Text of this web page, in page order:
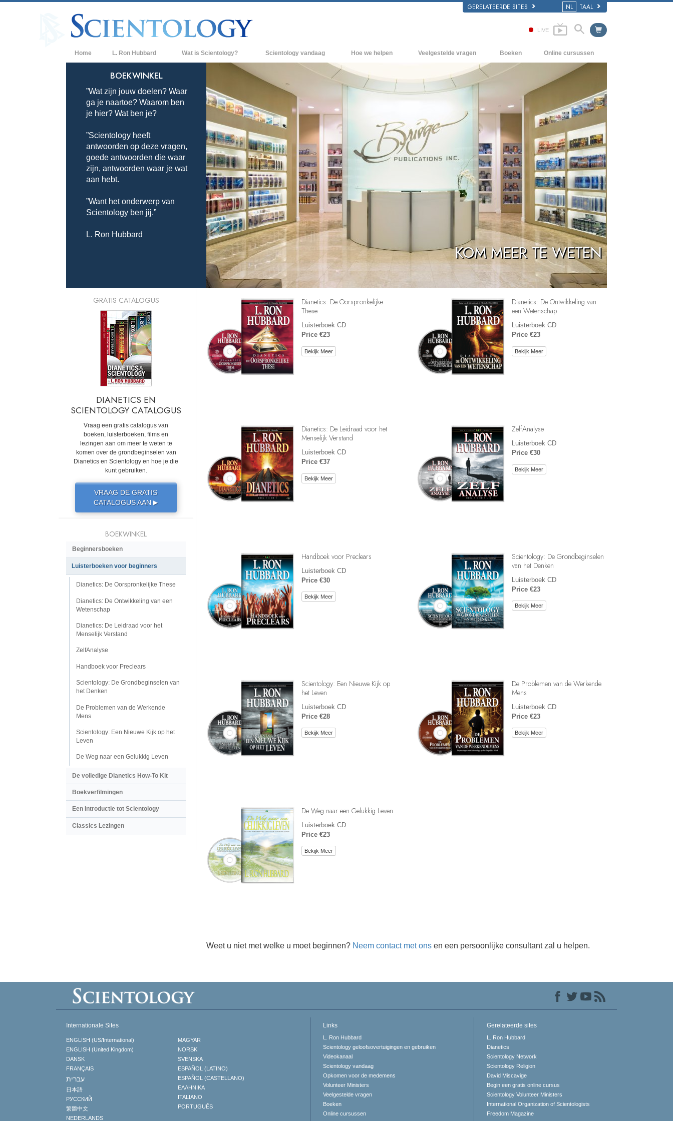
GERELATEERDE SITES NL TAAL
LIVE
Home L. Ron Hubbard Wat is Scientology?
Overtuigingen & Praktijken
De Credo’s en Codes van Scientology
Wat scientologen zeggen over
Maak kennis met een scientoloog
Binnen in een Kerk
De Grondbeginselen van Scientology
Een Inleiding tot Dianetics
Liefde en Haat –
Wat is Grootheid?
Scientology vandaag
Nieuwe Scientology Kerken
Hogere Organisaties
Flag Land Base
Freewinds
Scientology beschikbaar maken voor de
hele wereld
David Miscavige - Kerkelijk Leider van
Scientology
Hoe we helpen Veelgestelde vragen
Achtergrond en Grondbeginselen
Binnen in een Kerk
De organisatie van Scientology
Boeken
Beginnersboeken
Luisterboeken
Introductielezingen
Films
Online cursussen
Hoe men Conflicten moet oplossen
De Drijfveren van het Bestaan
De Componenten van Begrip
Oplossingen voor een Gevaarlijke
Omgeving
Assisten voor Ziektes en Verwondingen
Integriteit en Eerlijkheid
Het Huwelijk
De Toonschaal van Emoties
Oplossingen voor het Drugsprobleem
Kinderen
Hulpmiddelen bij het Dagelijks Werk
Ethiek en de Condities
De Oorzaak van Onderdrukking
Feitenonderzoek
De Grondbeginselen van Organiseren
De Grondslagen van Public Relations
KOM MEER TE WETEN
BOEKWINKEL
”Wat zijn jouw doelen? Waar
ga je naartoe? Waarom ben
je hier? Wat ben je?
”Scientology heeft
antwoorden op deze vragen,
goede antwoorden die waar
zijn, antwoorden waar je wat
aan hebt.
”Want het onderwerp van
Scientology ben jij.”
L. Ron Hubbard
Dianetics: De Oorspronkelijke
These
Luisterboek CD
Price €23
Bekijk Meer
Dianetics: De Ontwikkeling van
een Wetenschap
Luisterboek CD
Price €23
Bekijk Meer
Dianetics: De Leidraad voor het
Menselijk Verstand
Luisterboek CD
Price €37
Bekijk Meer
ZelfAnalyse
Luisterboek CD
Price €30
Bekijk Meer
Handboek voor Preclears
Luisterboek CD
Price €30
Bekijk Meer
Scientology: De Grondbeginselen
van het Denken
Luisterboek CD
Price €23
Bekijk Meer
Scientology: Een Nieuwe Kijk op
het Leven
Luisterboek CD
Price €28
Bekijk Meer
De Problemen van de Werkende
Mens
Luisterboek CD
Price €23
Bekijk Meer
De Weg naar een Gelukkig Leven
Luisterboek CD
Price €23
Bekijk Meer
Weet u niet met welke u moet beginnen? Neem contact met ons en een persoonlijke consultant zal u helpen.
GRATIS CATALOGUS
DIANETICS EN
SCIENTOLOGY CATALOGUS
Vraag een gratis catalogus van
boeken, luisterboeken, films en
lezingen aan om meer te weten te
komen over de grondbeginselen van
Dianetics en Scientology en hoe je die
kunt gebruiken.
VRAAG DE GRATIS
CATALOGUS AAN▶
BOEKWINKEL
Beginnersboeken
Luisterboeken voor beginners
Dianetics: De Oorspronkelijke These
Dianetics: De Ontwikkeling van een
Wetenschap
Dianetics: De Leidraad voor het
Menselijk Verstand
ZelfAnalyse
Handboek voor Preclears
Scientology: De Grondbeginselen van
het Denken
De Problemen van de Werkende
Mens
Scientology: Een Nieuwe Kijk op het
Leven
De Weg naar een Gelukkig Leven
De volledige Dianetics How-To Kit
Boekverfilmingen
Een Introductie tot Scientology
Classics Lezingen
Internationale Sites
ENGLISH (US/International)
ENGLISH (United Kingdom)
DANSK
FRANÇAIS
עברית
日本語
РУССКИЙ
繁體中文
NEDERLANDS
MAGYAR
NORSK
SVENSKA
ESPAÑOL (LATINO)
ESPAÑOL (CASTELLANO)
ΕΛΛΗΝΙΚA
ITALIANO
PORTUGUÊS
Links
L. Ron Hubbard
Scientology geloofsovertuigingen en gebruiken
Videokanaal
Scientology vandaag
Opkomen voor de medemens
Volunteer Ministers
Veelgestelde vragen
Boeken
Online cursussen
Gerelateerde sites
L. Ron Hubbard
Dianetics
Scientology Network
Scientology Religion
David Miscavige
Begin een gratis online cursus
Scientology Volunteer Ministers
International Organization of Scientologists
Freedom Magazine